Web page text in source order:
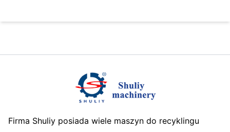
Firma Shuliy posiada wiele maszyn do recyklingu